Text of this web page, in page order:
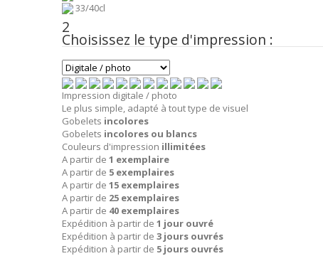
33/40cl
2
Choisissez le type d'impression :
Impression digitale / photo
Le plus simple, adapté à tout type de visuel
Gobelets incolores
Gobelets incolores ou blancs
Couleurs d'impression illimitées
A partir de 1 exemplaire
A partir de 5 exemplaires
A partir de 15 exemplaires
A partir de 25 exemplaires
A partir de 40 exemplaires
Expédition à partir de 1 jour ouvré
Expédition à partir de 3 jours ouvrés
Expédition à partir de 5 jours ouvrés